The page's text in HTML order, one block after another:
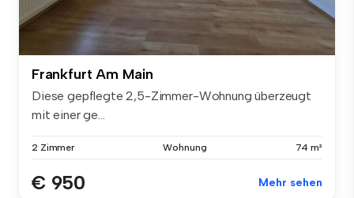
Frankfurt Am Main
Diese gepflegte 2,5-Zimmer-Wohnung überzeugt
mit einer ge...
2 Zimmer Wohnung 74 m²
€ 950 Mehr sehen